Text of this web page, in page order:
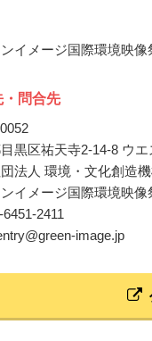
イメージ国際環境映像
・問合先
黒区祐天寺2-14-8 ウ
法人 環境・文化創造
イメージ国際環境映
2411
image.jp